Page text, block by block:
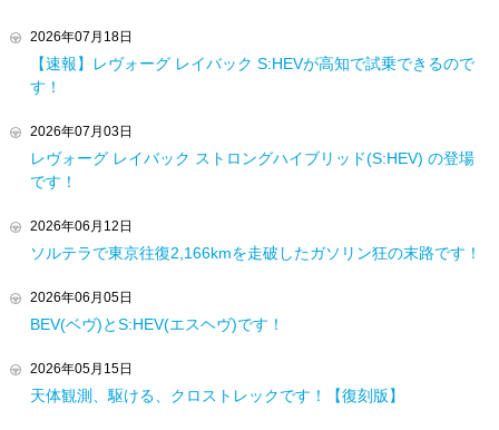
2026年07月18日
【速報】レヴォーグ レイバック S:HEVが高知で試乗できるので
す！
2026年07月03日
レヴォーグ レイバック ストロングハイブリッド(S:HEV) の登場
です！
2026年06月12日
ソルテラで東京往復2,166kmを走破したガソリン狂の末路です！
2026年06月05日
BEV(ベヴ)とS:HEV(エスヘヴ)です！
2026年05月15日
天体観測、駆ける、クロストレックです！【復刻版】